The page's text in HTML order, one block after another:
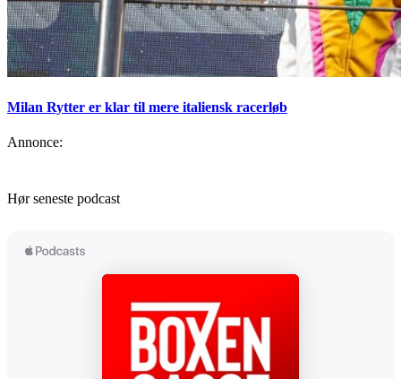
Milan Rytter er klar til mere italiensk racerløb
Annonce:
Hør seneste podcast